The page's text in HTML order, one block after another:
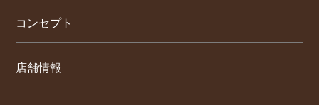
コンセプト
店舗情報